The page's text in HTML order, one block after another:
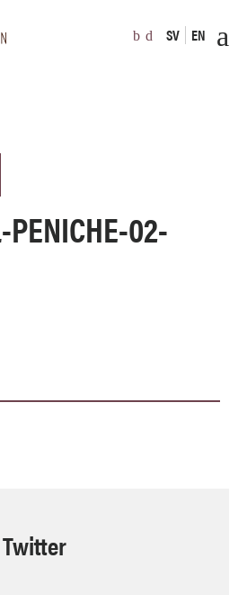
SV EN
PENICHE-02-